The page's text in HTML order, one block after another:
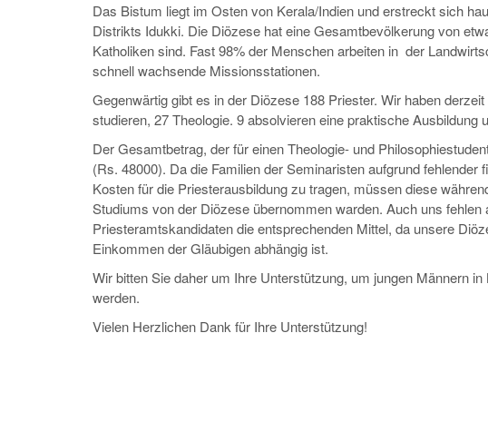
Das Bistum liegt im Osten von Kerala/Indien und erstreckt sich
Distrikts Idukki. Die Diözese hat eine Gesamtbevölkerung von
Katholiken sind. Fast 98% der Menschen arbeiten in der
schnell wachsende Missionsstationen.
Gegenwärtig gibt es in der Diözese 188 Priester. Wir haben
studieren, 27 Theologie. 9 absolvieren eine praktische
Der Gesamtbetrag, der für einen Theologie- und
(Rs. 48000). Da die Familien der Seminaristen aufgrund fehlender
Kosten für die Priesterausbildung zu tragen, müssen diese
Studiums von der Diözese übernommen warden. Auch uns fehlen
Priesteramtskandidaten die entsprechenden Mittel, da unsere
Einkommen der Gläubigen abhängig ist.
Wir bitten Sie daher um Ihre Unterstützung, um jungen Männern
werden.
Vielen Herzlichen Dank für Ihre Unterstützung!